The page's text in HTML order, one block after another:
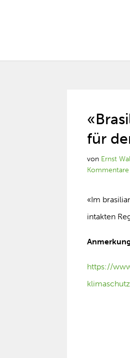
für
von Ernst
Kommentare
«Im
intakten
https://